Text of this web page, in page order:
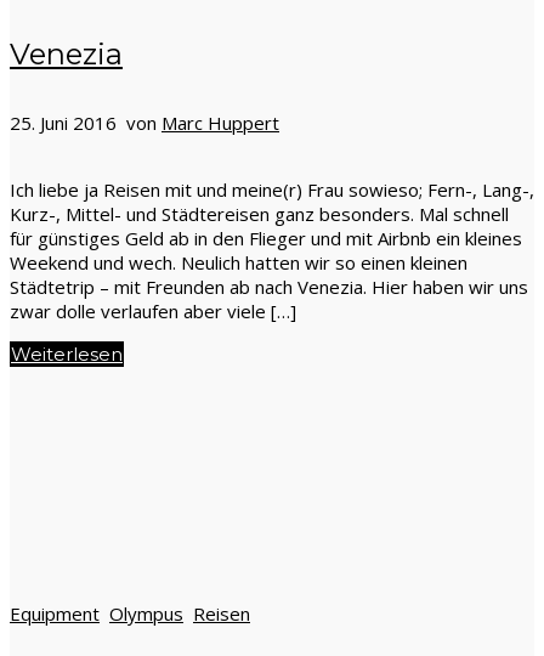
Venezia
25. Juni 2016 von Marc Huppert
Ich liebe ja Reisen mit und meine(r) Frau sowieso; Fern-, Lang-,
Kurz-, Mittel- und Städtereisen ganz besonders. Mal schnell
für günstiges Geld ab in den Flieger und mit Airbnb ein kleines
Weekend und wech. Neulich hatten wir so einen kleinen
Städtetrip – mit Freunden ab nach Venezia. Hier haben wir uns
zwar dolle verlaufen aber viele […]
Weiterlesen
Equipment Olympus Reisen